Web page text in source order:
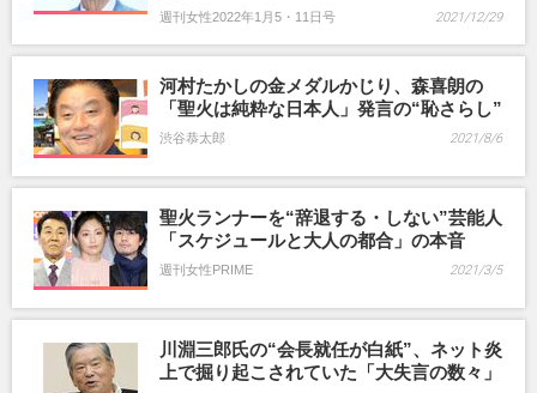
週刊女性2022年1月5・11日号 2021/12/29
河村たかしの金メダルかじり、森喜朗の
「聖火は純粋な日本人」発言の“恥さらし”
渋谷恭太郎 2021/8/6
聖火ランナーを“辞退する・しない”芸能人
「スケジュールと大人の都合」の本音
週刊女性PRIME 2021/3/5
川淵三郎氏の“会長就任が白紙”、ネット炎
上で掘り起こされていた「大失言の数々」